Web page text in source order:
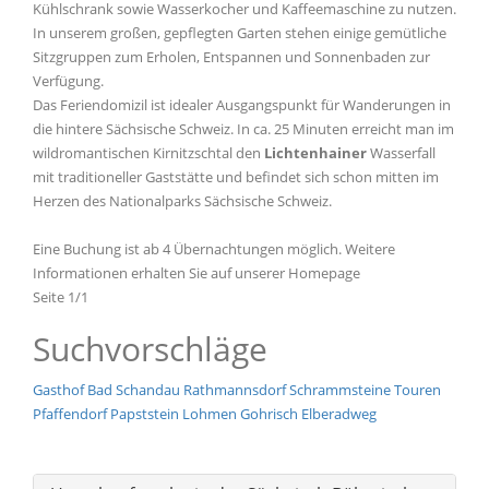
Kühlschrank sowie Wasserkocher und Kaffeemaschine zu nutzen.
In unserem großen, gepflegten Garten stehen einige gemütliche
Sitzgruppen zum Erholen, Entspannen und Sonnenbaden zur
Verfügung.
Das Feriendomizil ist idealer Ausgangspunkt für Wanderungen in
die hintere Sächsische Schweiz. In ca. 25 Minuten erreicht man im
wildromantischen Kirnitzschtal den LichtenhainerWasserfall
mit traditioneller Gaststätte und befindet sich schon mitten im
Herzen des Nationalparks Sächsische Schweiz.
Eine Buchung ist ab 4 Übernachtungen möglich. Weitere
Informationen erhalten Sie auf unserer Homepage
Seite 1/1
Suchvorschläge
Gasthof Bad Schandau RathmannsdorfSchrammsteineTouren
Pfaffendorf Papststein Lohmen Gohrisch Elberadweg